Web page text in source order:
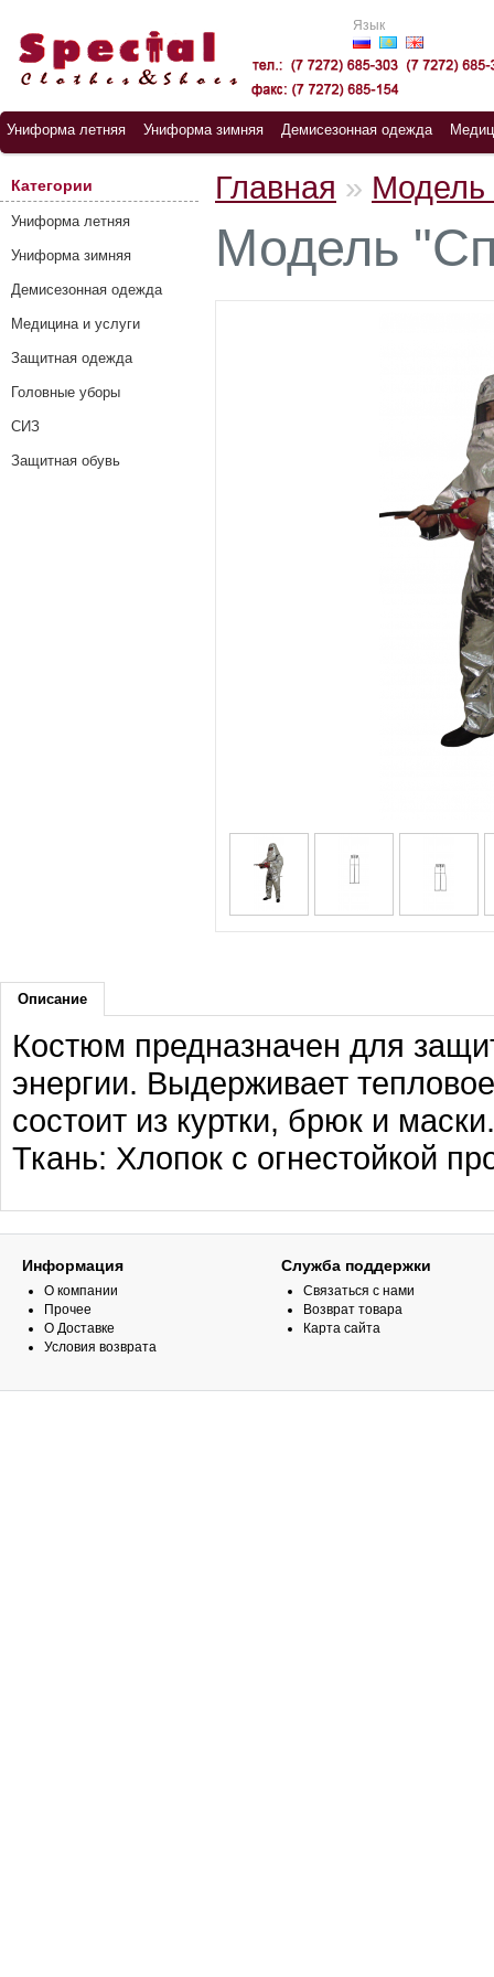
Язык
Униформа летняя Униформа зимняя Демисезонная одежда
Категории
Униформа летняя
Униформа зимняя
Демисезонная одежда
Медицина и услуги
Защитная одежда
Головные уборы
СИЗ
Защитная обувь
Главная » Модель
Модель
Описание
Костюм предназначен для
энергии. Выдерживает
состоит из куртки, брюк и маски.
Ткань: Хлопок с огнестойкой
Информация
О компании
Прочее
О Доставке
Условия возврата
Служба поддержки
Связаться с нами
Возврат товара
Карта сайта